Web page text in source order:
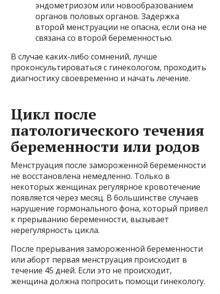
эндометриозом или новообразованием
органов половых органов. Задержка
второй менструации не опасна, если она не
связана со второй беременностью.
В случае каких-либо сомнений, лучше
проконсультироваться с гинекологом, проходить
диагностику своевременно и начать лечение.
Цикл после
патологического течения
беременности или родов
Менструация после замороженной беременности
не восстановлена ​​немедленно. Только в
некоторых женщинах регулярное кровотечение
появляется через месяц. В большинстве случаев
нарушение гормонального фона, который привел
к прерыванию беременности, вызывает
нерегулярность цикла.
После прерывания замороженной беременности
или аборт первая менструация происходит в
течение 45 дней. Если это не происходит,
женщина должна попросить помощи гинекологу.